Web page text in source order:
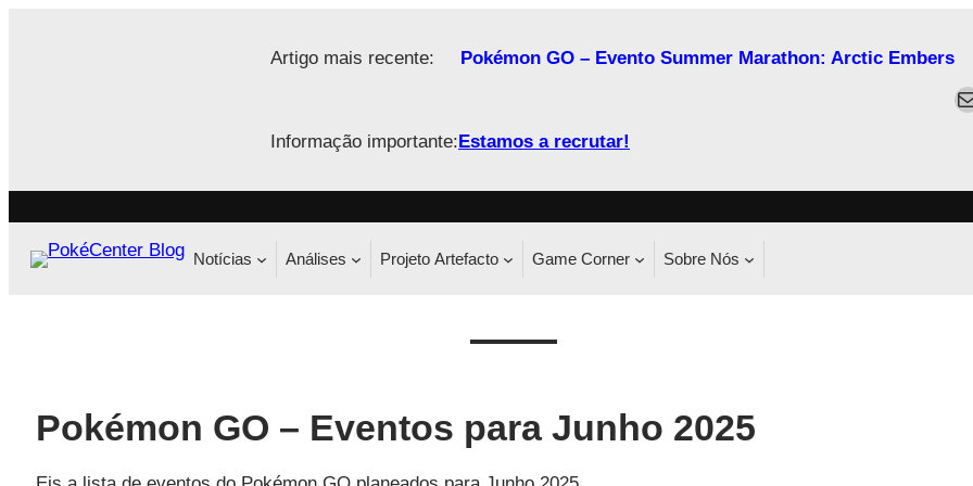
Artigo mais recente: Pokémon GO – Evento Summer Marathon: Arctic Embers
Informação importante:Estamos a recrutar!
Notícias Análises Projeto Artefacto Game Corner Sobre Nós
Pokémon GO – Eventos para Junho 2025